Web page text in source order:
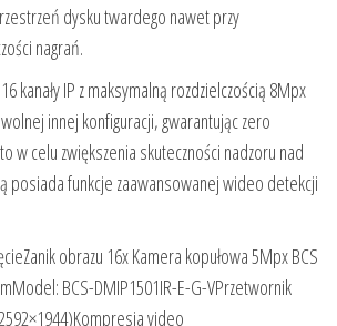
dysku twardego nawet przy
nagrań.
kanały IP z maksymalną rozdzielczością 8Mpx
innej konfiguracji, gwarantując zero
w celu zwiększenia skuteczności nadzoru nad
posiada funkcje zaawansowanej wideo detekcji
obrazu 16x Kamera kopułowa 5Mpx BCS
BCS-DMIP1501IR-E-G-VPrzetwornik
video